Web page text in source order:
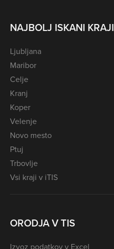
NAJBOLJ ISKANI KRAJI
Ljubljana
Maribor
Celje
Kranj
Koper
Velenje
Novo mesto
Ptuj
Trbovlje
Vsi kraji v iTIS
ORODJA V TIS
Izvoz podatkov v Excel